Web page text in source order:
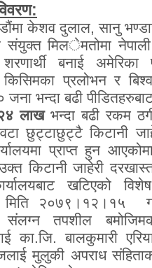
केशव दुलाल, सानु
संयुक्त मिलेमतोमा
बनाई अमेरिका
किसिमका प्रलोभन र
जना भन्दा बढी
लाखभन्दा बढी रकम
छुट्टाछुट्टै किटानी
प्राप्त हुन
किटानी जाहेरी
खटिएको
मिति २०७९।१२।१५
संलग्न तपशील
का.जि. बालकुमारी
मुलुकी अपराध